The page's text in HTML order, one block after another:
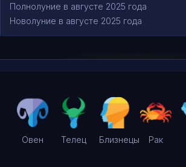
Полнолуние в августе 2025 года
Новолуние в августе 2025 года
Овен Телец Близнецы Рак